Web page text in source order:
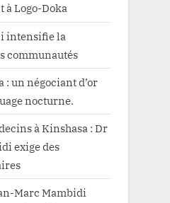
à Logo-Doka
intensifie la
communautés
un négociant d’or
nocturne.
à Kinshasa : Dr
exige des
Marc Mambidi